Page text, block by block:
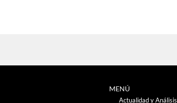
MENÚ
Actualidad y Análisis